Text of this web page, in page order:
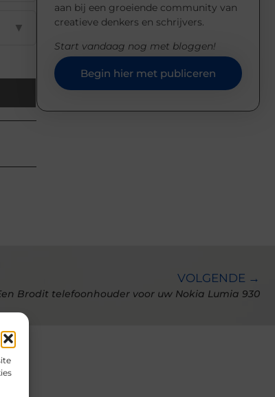
▼
aan bij een groeiende community van
creatieve denkers en schrijvers.
Start vandaag nog met bloggen!
Begin hier met publiceren
VOLGENDE →
Brodit telefoonhouder voor uw Nokia Lumia 930